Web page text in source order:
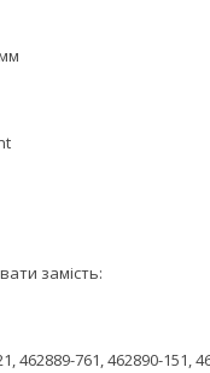
замість:
462889-761, 462890-151,